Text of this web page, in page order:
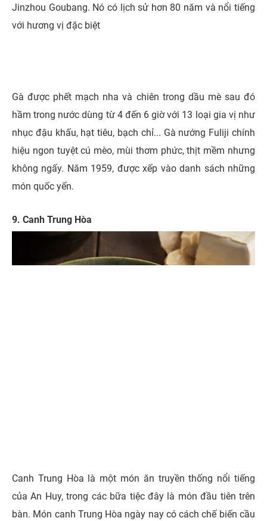
Jinzhou Goubang. Nó có lịch sử hơn 80 năm và nổi tiếng
với hương vị đặc biệt
Gà được phết mạch nha và chiên trong dầu mè sau đó
hầm trong nước dùng từ 4 đến 6 giờ với 13 loại gia vị như
nhục đậu khấu, hạt tiêu, bạch chỉ... Gà nướng Fuliji chính
hiệu ngon tuyệt cú mèo, mùi thơm phức, thịt mềm nhưng
không ngấy. Năm 1959, được xếp vào danh sách những
món quốc yến.
9. Canh Trung Hòa
Canh Trung Hòa là một món ăn truyền thống nổi tiếng
của An Huy, trong các bữa tiệc đây là món đầu tiên trên
bàn. Món canh Trung Hòa ngày nay có cách chế biến cầu